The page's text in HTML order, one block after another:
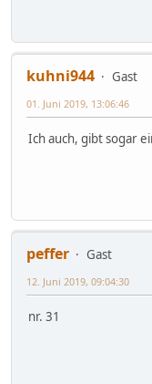
kuhni944
Gast
01. Juni 2019, 13:06:46
Ich auch, gibt sogar
peffer
Gast
12. Juni 2019, 09:04:30
nr. 31